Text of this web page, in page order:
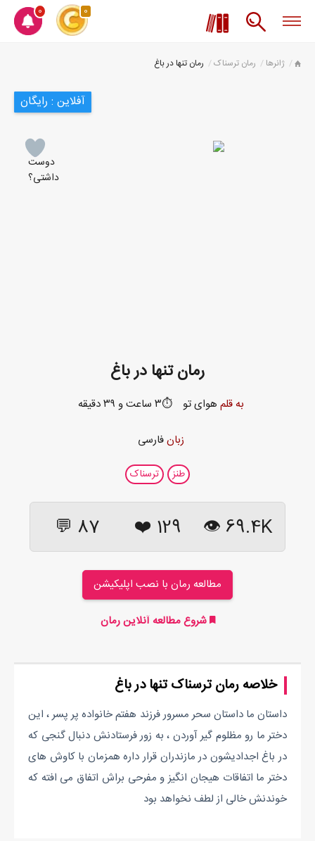
0 0
ژانرها رمان ترسناک رمان تنها در باغ
آفلاین : رایگان
دوست
داشتی؟
رمان تنها در باغ
به قلم هوای تو ⏱️۳ ساعت و ۳۹ دقیقه
زبانفارسی
طنز ترسناک
69.4K 👁
129
❤️
87 💬
مطالعه رمان با نصب اپلیکیشن
شروع مطالعه آنلاین رمان
خلاصه رمان ترسناک تنها در باغ
داستان ما داستان سحر مسرور فرزند هفتم خانواده پر پسر ، این
دختر ما رو مظلوم گیر آوردن ، به زور فرستادنش دنبال گنجی که
در باغ اجدادیشون در مازندران قرار داره همزمان با کاوش های
دختر ما اتفاقات هیجان انگیز و مفرحی براش اتفاق می افته که
خوندنش خالی از لطف نخواهد بود